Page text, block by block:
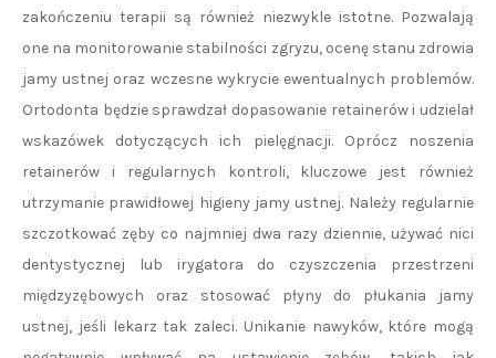
zakończeniu terapii są również niezwykle istotne. Pozwalają
one na monitorowanie stabilności zgryzu, ocenę stanu zdrowia
jamy ustnej oraz wczesne wykrycie ewentualnych problemów.
Ortodonta będzie sprawdzał dopasowanie retainerów i udzielał
wskazówek dotyczących ich pielęgnacji. Oprócz noszenia
retainerów i regularnych kontroli, kluczowe jest również
utrzymanie prawidłowej higieny jamy ustnej. Należy regularnie
szczotkować zęby co najmniej dwa razy dziennie, używać nici
dentystycznej lub irygatora do czyszczenia przestrzeni
międzyzębowych oraz stosować płyny do płukania jamy
ustnej, jeśli lekarz tak zaleci. Unikanie nawyków, które mogą